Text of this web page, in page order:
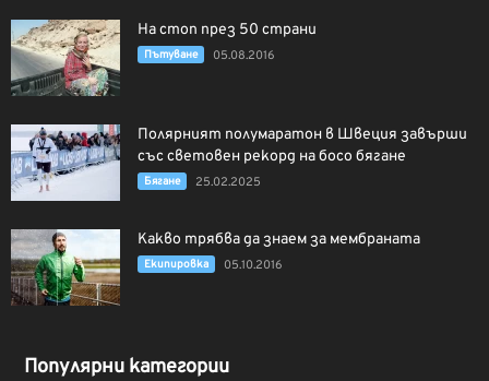
На стоп през 50 страни
Пътуване 05.08.2016
Полярният полумаратон в Швеция завърши
със световен рекорд на босо бягане
Бягане 25.02.2025
Какво трябва да знаем за мембраната
Екипировка 05.10.2016
Популярни категории